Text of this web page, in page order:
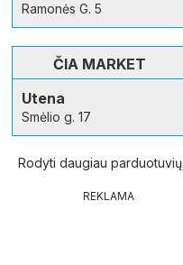
Ramonės G. 5
ČIA MARKET
Utena
Smėlio g. 17
Rodyti daugiau parduotuvių
REKLAMA